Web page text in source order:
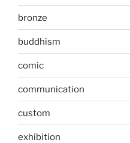
bronze
buddhism
comic
communication
custom
exhibition